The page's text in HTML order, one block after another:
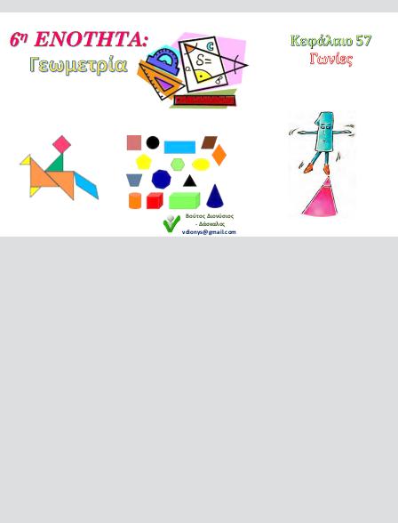
Βούτος Διονύσιος
- Δάσκαλος
vdionys@gmail.com